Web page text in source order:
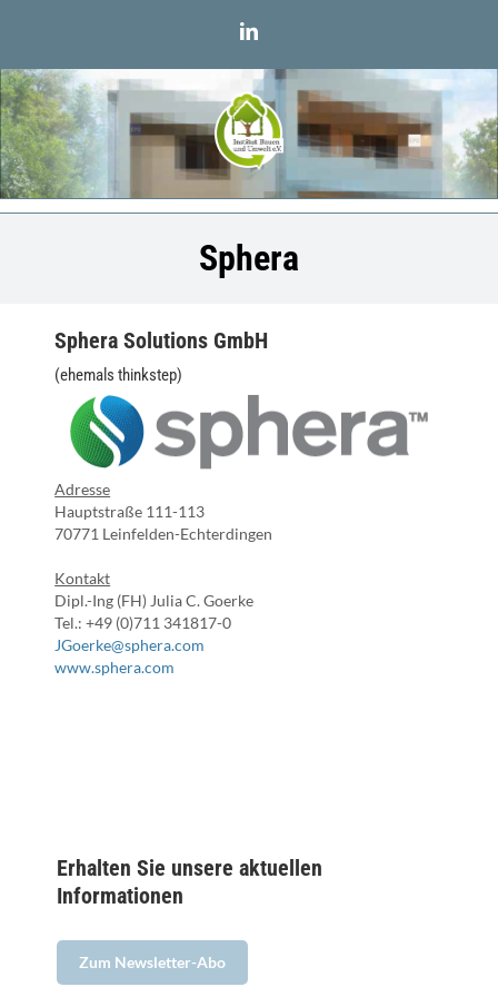
LinkedIn
Sphera
Sphera Solutions GmbH
(ehemals thinkstep)
Adresse
Hauptstraße 111-113
70771 Leinfelden-Echterdingen
Kontakt
Dipl.-Ing (FH) Julia C. Goerke
Tel.: +49 (0)711 341817-0
JGoerke@sphera.com
www.sphera.com
Erhalten Sie unsere aktuellen
Informationen
Zum Newsletter-Abo